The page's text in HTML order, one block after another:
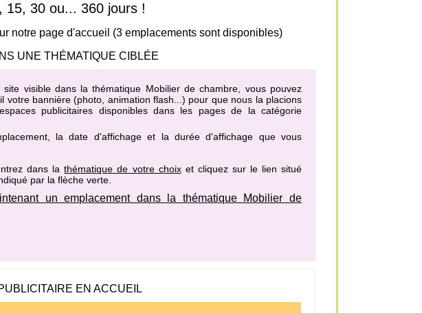
15, 30 ou... 360 jours !
notre page d'accueil (3 emplacements sont disponibles)
UNE THÉMATIQUE CIBLÉE
visible dans la thématique Mobilier de chambre, vous pouvez
votre bannière (photo, animation flash...) pour que nous la placions
publicitaires disponibles dans les pages de la catégorie
la date d'affichage et la durée d'affichage que vous
dans lathématique de votre choixet cliquez sur le lien situé
par la flèche verte.
un emplacement dans la thématique Mobilier de
EN ACCUEIL